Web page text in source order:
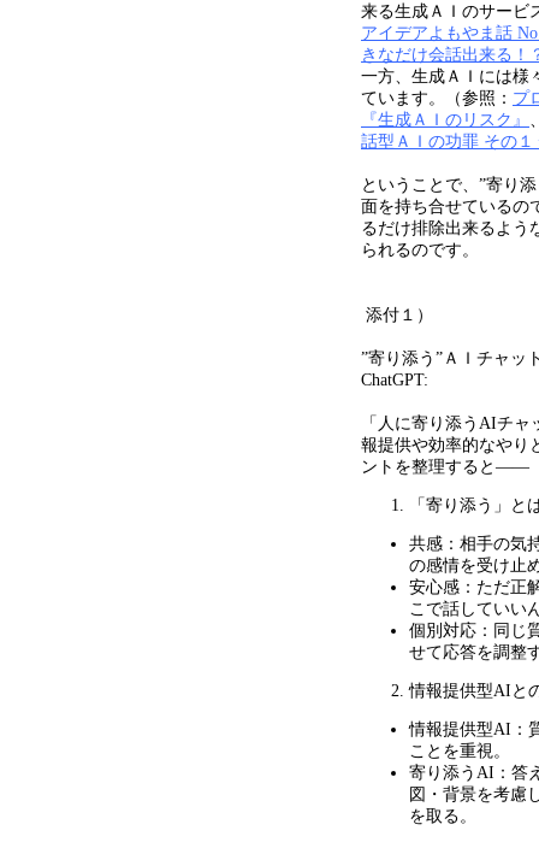
来る生成ＡＩのサービ
アイデアよもやま話
きなだけ会話出来る！
一方、生成ＡＩには様
ています。（参照： プ
『生成ＡＩのリスク』
話型ＡＩの功罪 その
ということで、”寄り
面を持ち合せているの
るだけ排除出来るよう
られるのです。
添付１）
”寄り添う ” ＡＩチャッ
ChatGPT:
「人に寄り添う AIチャ
報提供や効率的なやり
ントを整理すると ――
「寄り添う」と
共感：相手の気
の感情を受け止
安心感：ただ正
こで話していい
個別対応：同じ
せて応答を調整
情報提供型AI と
情報提供型AI ：
ことを重視。
寄り添う AI ：答
図・背景を考慮
を取る。